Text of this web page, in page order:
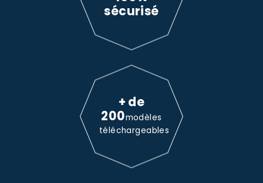
sécurisé
+ de
200modèles
téléchargeables